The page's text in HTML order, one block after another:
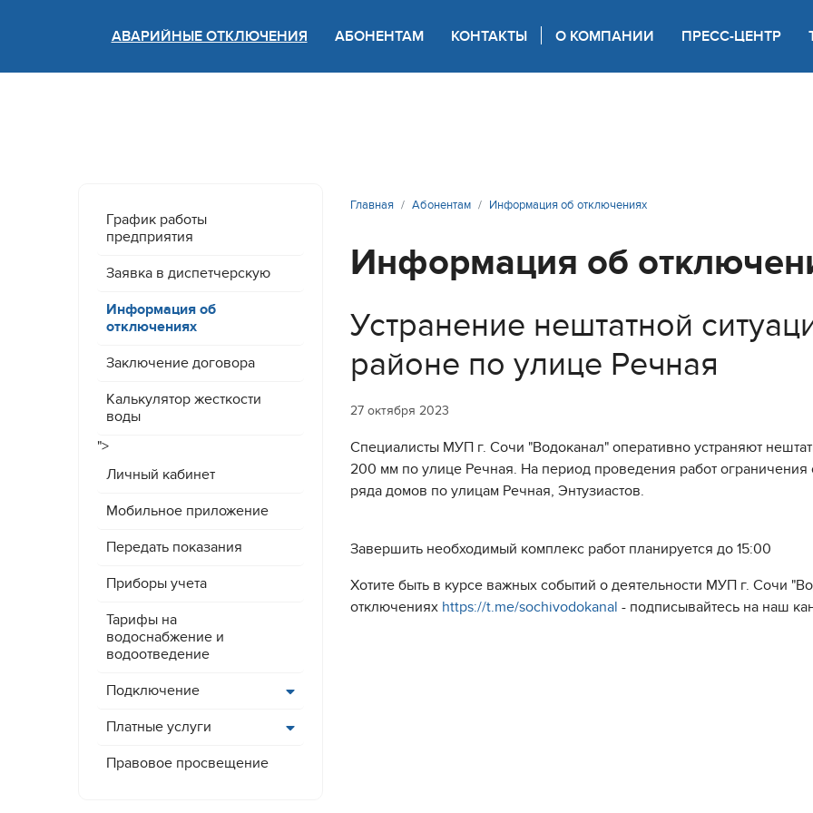
Версия для слабовидящих
АВАРИЙНЫЕ ОТКЛЮЧЕНИЯ АБОНЕНТАМ КОНТАКТЫ О КОМПАНИИ ПРЕСС-ЦЕНТР
График работы
предприятия
Заявка в диспетчерскую
Информация об
отключениях
Заключение договора
Калькулятор жесткости
воды
">
Личный кабинет
Мобильное приложение
Передать показания
Приборы учета
Тарифы на
водоснабжение и
водоотведение
Подключение
Платные услуги
Правовое просвещение
Главная Абонентам Информация об отключениях
Информация об
Устранение нештатной
районе по улице Речная
27 октября 2023
Специалисты МУП г. Сочи "Водоканал" оперативно устраняют
200 мм по улице Речная. На период проведения работ
ряда домов по улицам Речная, Энтузиастов.
Завершить необходимый комплекс работ планируется до 15:00
Хотите быть в курсе важных событий о деятельности МУП г. Сочи
отключениях https://t.me/sochivodokanal - подписывайтесь на наш